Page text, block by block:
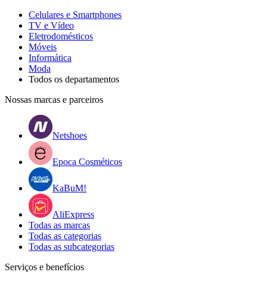
Celulares e Smartphones
TV e Vídeo
Eletrodomésticos
Móveis
Informática
Moda
Todos os departamentos
Nossas marcas e parceiros
Netshoes
Epoca Cosméticos
KaBuM!
AliExpress
Todas as marcas
Todas as categorias
Todas as subcategorias
Serviços e benefícios